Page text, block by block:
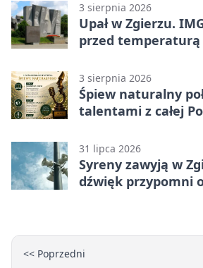
3 sierpnia 2026
Upał w Zgierzu.
przed temperaturą
3 sierpnia 2026
Śpiew naturalny
talentami z całej
31 lipca 2026
Syreny zawyją w
dźwięk przypomni
<< Poprzedni